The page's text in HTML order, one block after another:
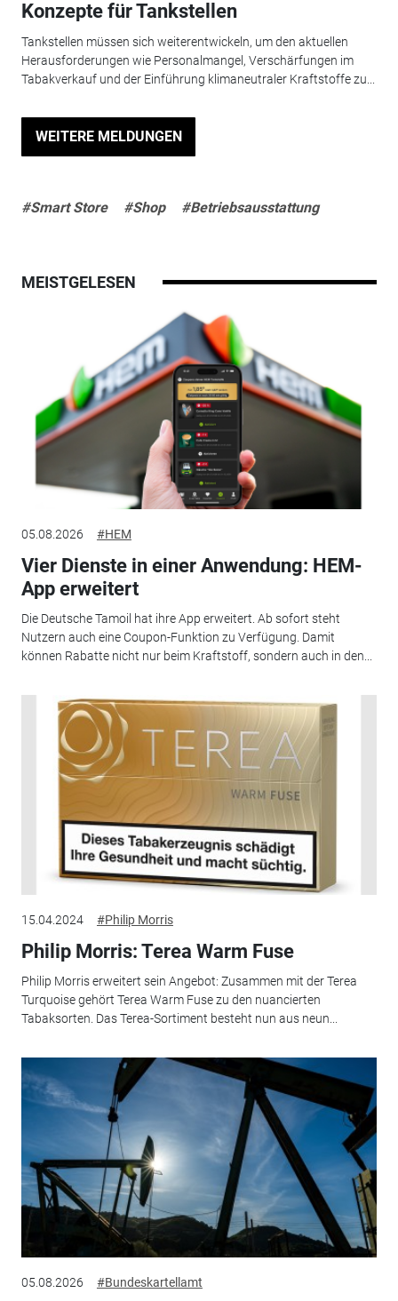
Konzepte für Tankstellen
Tankstellen müssen sich weiterentwickeln, um den aktuellen
Herausforderungen wie Personalmangel, Verschärfungen im
Tabakverkauf und der Einführung klimaneutraler Kraftstoffe zu...
WEITERE MELDUNGEN
#Smart Store #Shop #Betriebsausstattung
MEISTGELESEN
05.08.2026 #HEM
Vier Dienste in einer Anwendung: HEM-
App erweitert
Die Deutsche Tamoil hat ihre App erweitert. Ab sofort steht
Nutzern auch eine Coupon-Funktion zu Verfügung. Damit
können Rabatte nicht nur beim Kraftstoff, sondern auch in den...
15.04.2024 #Philip Morris
Philip Morris: Terea Warm Fuse
Philip Morris erweitert sein Angebot: Zusammen mit der Terea
Turquoise gehört Terea Warm Fuse zu den nuancierten
Tabaksorten. Das Terea-Sortiment besteht nun aus neun...
05.08.2026 #Bundeskartellamt